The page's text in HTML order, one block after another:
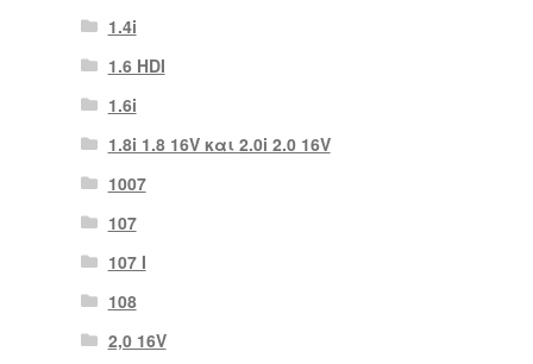
1.4i
1.6 HDI
1.6i
1.8i 1.8 16V και 2.0i 2.0 16V
1007
107
107 Ι
108
2,0 16V